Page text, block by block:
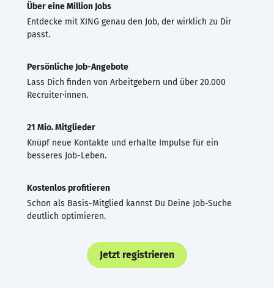
Über eine Million Jobs
Entdecke mit XING genau den Job, der wirklich zu Dir
passt.
Persönliche Job-Angebote
Lass Dich finden von Arbeitgebern und über 20.000
Recruiter·innen.
21 Mio. Mitglieder
Knüpf neue Kontakte und erhalte Impulse für ein
besseres Job-Leben.
Kostenlos profitieren
Schon als Basis-Mitglied kannst Du Deine Job-Suche
deutlich optimieren.
Jetzt registrieren